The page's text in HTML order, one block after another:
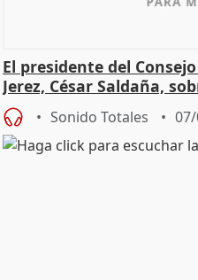
El presidente del
Jerez, César Saldaña,
Sonido Totales